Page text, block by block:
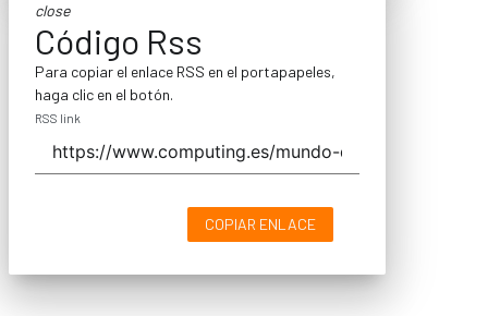
close
Código Rss
Para copiar el enlace RSS en el portapapeles,
haga clic en el botón.
RSS link
COPIAR ENLACE